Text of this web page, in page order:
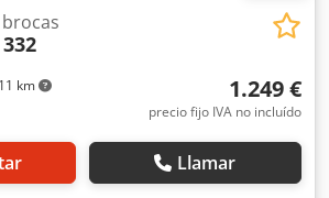
km 1.249 €
precio fijo IVA no incluído
Llamar